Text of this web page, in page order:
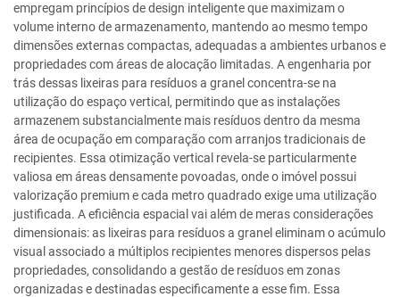
empregam princípios de design inteligente que maximizam o
volume interno de armazenamento, mantendo ao mesmo tempo
dimensões externas compactas, adequadas a ambientes urbanos e
propriedades com áreas de alocação limitadas. A engenharia por
trás dessas lixeiras para resíduos a granel concentra-se na
utilização do espaço vertical, permitindo que as instalações
armazenem substancialmente mais resíduos dentro da mesma
área de ocupação em comparação com arranjos tradicionais de
recipientes. Essa otimização vertical revela-se particularmente
valiosa em áreas densamente povoadas, onde o imóvel possui
valorização premium e cada metro quadrado exige uma utilização
justificada. A eficiência espacial vai além de meras considerações
dimensionais: as lixeiras para resíduos a granel eliminam o acúmulo
visual associado a múltiplos recipientes menores dispersos pelas
propriedades, consolidando a gestão de resíduos em zonas
organizadas e destinadas especificamente a esse fim. Essa